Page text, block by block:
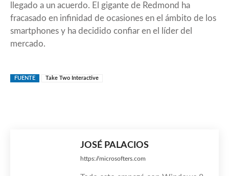
llegado a un acuerdo. El gigante de Redmond ha
fracasado en infinidad de ocasiones en el ámbito de los
smartphones y ha decidido confiar en el líder del
mercado.
FUENTE Take Two Interactive
JOSÉ PALACIOS
https://microsofters.com